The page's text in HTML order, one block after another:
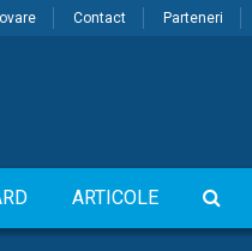
Contact Parteneri
ARTICOLE